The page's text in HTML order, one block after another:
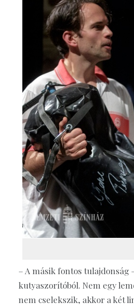
– A másik fontos tulajdonság
kutyaszorítóból. Nem egy
nem cselekszik, akkor a két